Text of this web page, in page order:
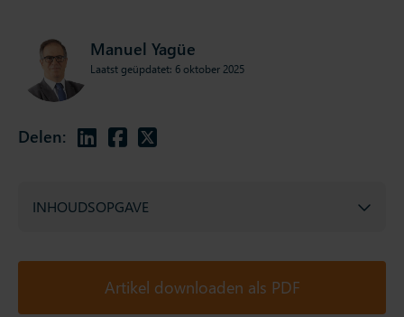
Delen:
Manuel Yagüe
Laatst geüpdatet: 6 oktober 2025
INHOUDSOPGAVE
Artikel downloaden als PDF